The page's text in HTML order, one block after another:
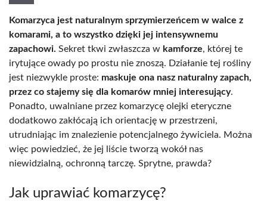
Komarzyca jest naturalnym sprzymierzeńcem w walce z
komarami, a to wszystko dzięki jej intensywnemu
zapachowi. Sekret tkwi zwłaszcza w kamforze, której te
irytujące owady po prostu nie znoszą. Działanie tej rośliny
jest niezwykle proste: maskuje ona nasz naturalny zapach,
przez co stajemy się dla komarów mniej interesujący.
Ponadto, uwalniane przez komarzycę olejki eteryczne
dodatkowo zakłócają ich orientację w przestrzeni,
utrudniając im znalezienie potencjalnego żywiciela. Można
więc powiedzieć, że jej liście tworzą wokół nas
niewidzialną, ochronną tarczę. Sprytne, prawda?
Jak uprawiać komarzycę?